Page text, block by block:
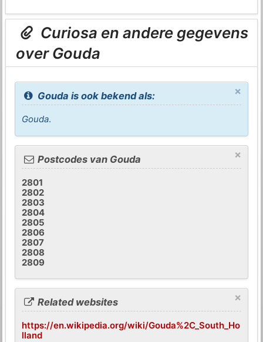
Curiosa en andere gegevens
over Gouda
×
Gouda is ook bekend als:
Gouda.
×
Postcodes van Gouda
2801
2802
2803
2804
2805
2806
2807
2808
2809
×
Related websites
https://en.wikipedia.org/wiki/Gouda%2C_South_Ho
lland